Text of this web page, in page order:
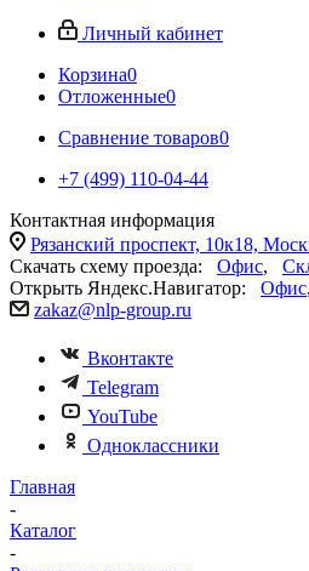
Личный кабинет
Корзина0
Отложенные0
Сравнение товаров0
+7 (499) 110-04-44
Контактная информация
Рязанский проспект, 10к18,
Скачать схему проезда: Офис,
Открыть Яндекс.Навигатор: Офис
zakaz@nlp-group.ru
Вконтакте
Telegram
YouTube
Одноклассники
Главная
-
Каталог
-